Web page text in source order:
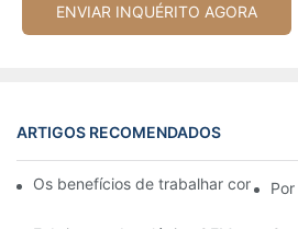
ENVIAR INQUÉRITO AGORA
ARTIGOS RECOMENDADOS
Os benefícios de trabalhar com um